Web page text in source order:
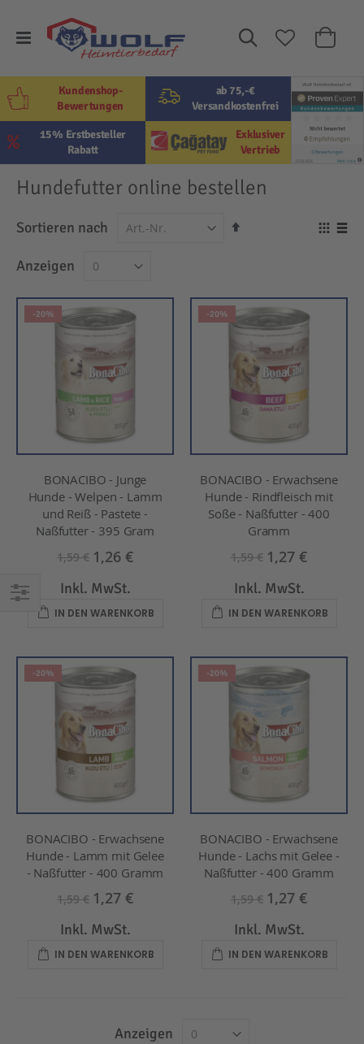
Suche
Mein
ab 75,-€
Versandkostenfrei
Exklusiver
Vertrieb
15% Erstbesteller
Rabatt
Kundenshop-
Bewertungen
Hundefutter online bestellen
Sortieren nach
In
Anzeigen
-20%
BONACIBO - Junge
Hunde - Welpen - Lamm
und Reiß - Pastete -
Naßfutter - 395 Gram
1,59 € 1,26 €
Inkl. MwSt.
IN DEN WARENKORB
-20%
BONACIBO - Erwachsene
Hunde - Rindfleisch mit
Soße - Naßfutter - 400
Gramm
1,59 € 1,27 €
Inkl. MwSt.
IN DEN WARENKORB
-20%
BONACIBO - Erwachsene
Hunde - Lamm mit Gelee
- Naßfutter - 400 Gramm
1,59 € 1,27 €
Inkl. MwSt.
IN DEN WARENKORB
-20%
BONACIBO - Erwachsene
Hunde - Lachs mit Gelee -
Naßfutter - 400 Gramm
1,59 € 1,27 €
Inkl. MwSt.
IN DEN WARENKORB
Anzeigen
EINKAUFEN